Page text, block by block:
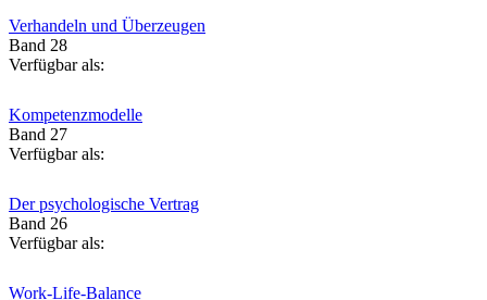
Verhandeln und Überzeugen
Band 28
Verfügbar als:
Kompetenzmodelle
Band 27
Verfügbar als:
Der psychologische Vertrag
Band 26
Verfügbar als:
Work-Life-Balance